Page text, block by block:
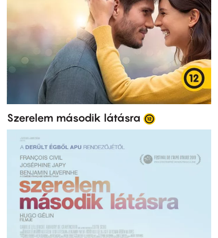
Szerelem második látásra